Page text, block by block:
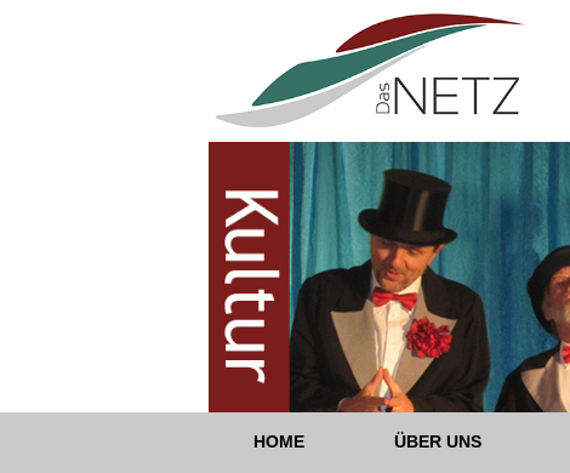
HOME ÜBER UNS